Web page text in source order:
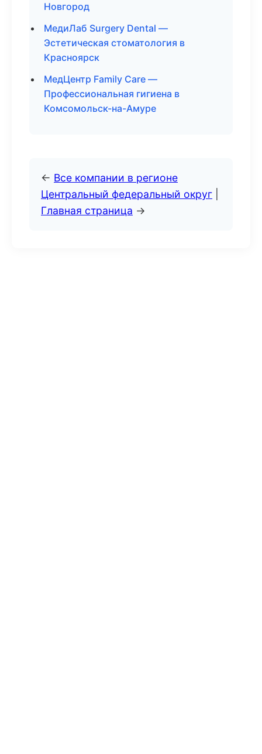
Новгород
МедиЛаб Surgery Dental —
Эстетическая стоматология в
Красноярск
МедЦентр Family Care —
Профессиональная гигиена в
Комсомольск-на-Амуре
← Все компании в регионе
Центральный федеральный округ
Главная страница →